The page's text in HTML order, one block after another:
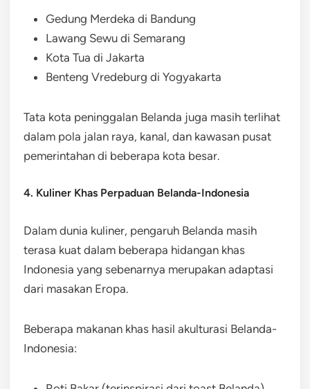
Gedung Merdeka di Bandung
Lawang Sewu di Semarang
Kota Tua di Jakarta
Benteng Vredeburg di Yogyakarta
Tata kota peninggalan Belanda juga masih terlihat
dalam pola jalan raya, kanal, dan kawasan pusat
pemerintahan di beberapa kota besar.
4. Kuliner Khas Perpaduan Belanda-Indonesia
Dalam dunia kuliner, pengaruh Belanda masih
terasa kuat dalam beberapa hidangan khas
Indonesia yang sebenarnya merupakan adaptasi
dari masakan Eropa.
Beberapa makanan khas hasil akulturasi Belanda-
Indonesia: